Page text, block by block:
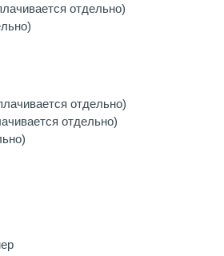
отдельно)
отдельно)
отдельно)